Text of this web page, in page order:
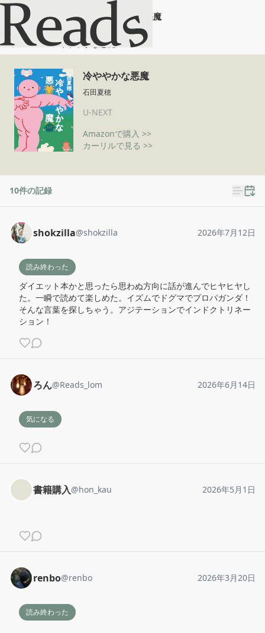
冷ややかな悪魔
ホーム 冷ややかな悪魔
冷ややかな悪魔
石田夏穂
U-NEXT
Amazonで購入 >>
カーリルで見る >>
10件の記録
shokzilla@shokzilla 2026年7月12日
読み終わった
ダイエット本かと思ったら思わぬ方向に話が進んでヒヤヒヤし
た。一瞬で読めて楽しめた。イズムでドグマでプロパガンダ！
そんな言葉を探しちゃう。アジテーションでインドクトリネー
ション！
ろん@Reads_lom 2026年6月14日
気になる
書籍購入@hon_kau 2026年5月1日
renbo@renbo 2026年3月20日
読み終わった